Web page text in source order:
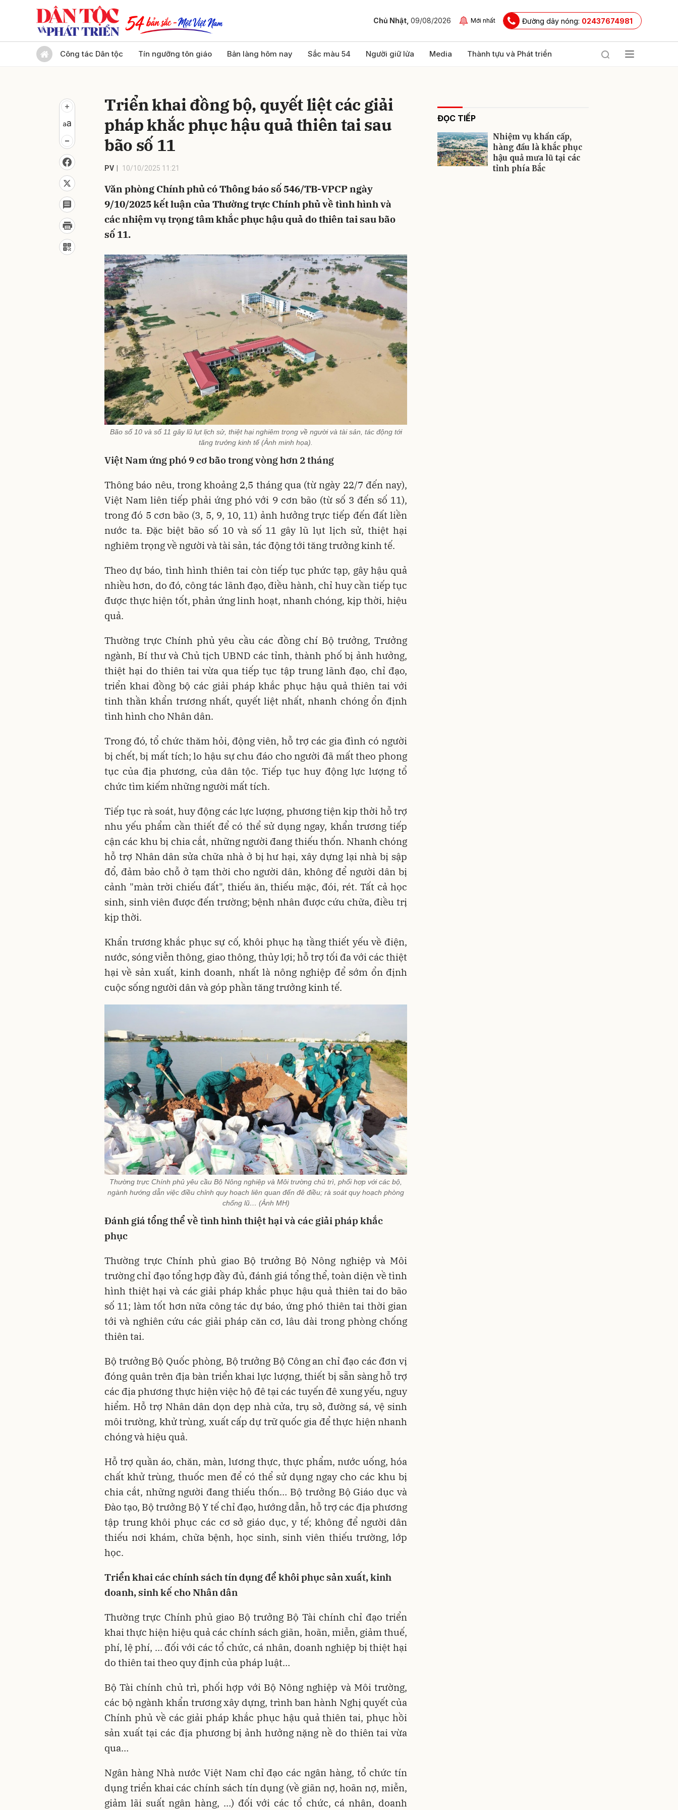
Chủ Nhật, 09/08/2026 Mới nhất Đường dây nóng: 02437674981
Công tác Dân tộc Tín ngưỡng tôn giáo Bản làng hôm nay Sắc màu 54 Người giữ lửa Media Thành tựu và Phát triển
Triển khai đồng bộ, quyết liệt các giải
pháp khắc phục hậu quả thiên tai sau
bão số 11
PV 10/10/2025 11:21
Văn phòng Chính phủ có Thông báo số 546/TB-VPCP ngày
9/10/2025 kết luận của Thường trực Chính phủ về tình hình và
các nhiệm vụ trọng tâm khắc phục hậu quả do thiên tai sau bão
số 11.
Bão số 10 và số 11 gây lũ lụt lịch sử, thiệt hại nghiêm trọng về người và tài sản, tác động tới
tăng trưởng kinh tế (Ảnh minh họa).
Việt Nam ứng phó 9 cơ bão trong vòng hơn 2 tháng
Thông báo nêu, trong khoảng 2,5 tháng qua (từ ngày 22/7 đến nay),
Việt Nam liên tiếp phải ứng phó với 9 cơn bão (từ số 3 đến số 11),
trong đó 5 cơn bão (3, 5, 9, 10, 11) ảnh hưởng trực tiếp đến đất liền
nước ta. Đặc biệt bão số 10 và số 11 gây lũ lụt lịch sử, thiệt hại
nghiêm trọng về người và tài sản, tác động tới tăng trưởng kinh tế.
Theo dự báo, tình hình thiên tai còn tiếp tục phức tạp, gây hậu quả
nhiều hơn, do đó, công tác lãnh đạo, điều hành, chỉ huy cần tiếp tục
được thực hiện tốt, phản ứng linh hoạt, nhanh chóng, kịp thời, hiệu
quả.
Thường trực Chính phủ yêu cầu các đồng chí Bộ trưởng, Trưởng
ngành, Bí thư và Chủ tịch UBND các tỉnh, thành phố bị ảnh hưởng,
thiệt hại do thiên tai vừa qua tiếp tục tập trung lãnh đạo, chỉ đạo,
triển khai đồng bộ các giải pháp khắc phục hậu quả thiên tai với
tinh thần khẩn trương nhất, quyết liệt nhất, nhanh chóng ổn định
tình hình cho Nhân dân.
Trong đó, tổ chức thăm hỏi, động viên, hỗ trợ các gia đình có người
bị chết, bị mất tích; lo hậu sự chu đáo cho người đã mất theo phong
tục của địa phương, của dân tộc. Tiếp tục huy động lực lượng tổ
chức tìm kiếm những người mất tích.
Tiếp tục rà soát, huy động các lực lượng, phương tiện kịp thời hỗ trợ
nhu yếu phẩm cần thiết để có thể sử dụng ngay, khẩn trương tiếp
cận các khu bị chia cắt, những người đang thiếu thốn. Nhanh chóng
hỗ trợ Nhân dân sửa chữa nhà ở bị hư hại, xây dựng lại nhà bị sập
đổ, đảm bảo chỗ ở tạm thời cho người dân, không để người dân bị
cảnh "màn trời chiếu đất", thiếu ăn, thiếu mặc, đói, rét. Tất cả học
sinh, sinh viên được đến trường; bệnh nhân được cứu chữa, điều trị
kịp thời.
Khẩn trương khắc phục sự cố, khôi phục hạ tầng thiết yếu về điện,
nước, sóng viễn thông, giao thông, thủy lợi; hỗ trợ tối đa với các thiệt
hại về sản xuất, kinh doanh, nhất là nông nghiệp để sớm ổn định
cuộc sống người dân và góp phần tăng trưởng kinh tế.
Thường trực Chính phủ yêu cầu Bộ Nông nghiệp và Môi trường chủ trì, phối hợp với các bộ,
ngành hướng dẫn việc điều chỉnh quy hoạch liên quan đến đê điều; rà soát quy hoạch phòng
chống lũ… (Ảnh MH)
Đánh giá tổng thể về tình hình thiệt hại và các giải pháp khắc
phục
Thường trực Chính phủ giao Bộ trưởng Bộ Nông nghiệp và Môi
trường chỉ đạo tổng hợp đầy đủ, đánh giá tổng thể, toàn diện về tình
hình thiệt hại và các giải pháp khắc phục hậu quả thiên tai do bão
số 11; làm tốt hơn nữa công tác dự báo, ứng phó thiên tai thời gian
tới và nghiên cứu các giải pháp căn cơ, lâu dài trong phòng chống
thiên tai.
Bộ trưởng Bộ Quốc phòng, Bộ trưởng Bộ Công an chỉ đạo các đơn vị
đóng quân trên địa bàn triển khai lực lượng, thiết bị sẵn sàng hỗ trợ
các địa phương thực hiện việc hộ đê tại các tuyến đê xung yếu, nguy
hiểm. Hỗ trợ Nhân dân dọn dẹp nhà cửa, trụ sở, đường sá, vệ sinh
môi trường, khử trùng, xuất cấp dự trữ quốc gia để thực hiện nhanh
chóng và hiệu quả.
Hỗ trợ quần áo, chăn, màn, lương thực, thực phẩm, nước uống, hóa
chất khử trùng, thuốc men để có thể sử dụng ngay cho các khu bị
chia cắt, những người đang thiếu thốn… Bộ trưởng Bộ Giáo dục và
Đào tạo, Bộ trưởng Bộ Y tế chỉ đạo, hướng dẫn, hỗ trợ các địa phương
tập trung khôi phục các cơ sở giáo dục, y tế; không để người dân
thiếu nơi khám, chữa bệnh, học sinh, sinh viên thiếu trường, lớp
học.
Triển khai các chính sách tín dụng để khôi phục sản xuất, kinh
doanh, sinh kế cho Nhân dân
Thường trực Chính phủ giao Bộ trưởng Bộ Tài chính chỉ đạo triển
khai thực hiện hiệu quả các chính sách giãn, hoãn, miễn, giảm thuế,
phí, lệ phí, … đối với các tổ chức, cá nhân, doanh nghiệp bị thiệt hại
do thiên tai theo quy định của pháp luật…
Bộ Tài chính chủ trì, phối hợp với Bộ Nông nghiệp và Môi trường,
các bộ ngành khẩn trương xây dựng, trình ban hành Nghị quyết của
Chính phủ về các giải pháp khắc phục hậu quả thiên tai, phục hồi
sản xuất tại các địa phương bị ảnh hưởng nặng nề do thiên tai vừa
qua…
Ngân hàng Nhà nước Việt Nam chỉ đạo các ngân hàng, tổ chức tín
dụng triển khai các chính sách tín dụng (về giãn nợ, hoãn nợ, miễn,
giảm lãi suất ngân hàng, …) đối với các tổ chức, cá nhân, doanh
ĐỌC TIẾP
Nhiệm vụ khẩn cấp,
hàng đầu là khắc phục
hậu quả mưa lũ tại các
tỉnh phía Bắc
Gửi bình luận
Gửi